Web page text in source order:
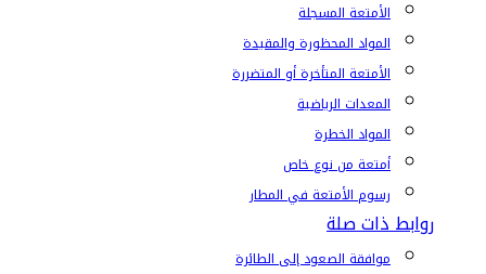
الأمتعة المسجلة
المواد المحظورة والمقيدة
الأمتعة المتأخرة أو المتضررة
المعدات الرياضية
المواد الخطرة
أمتعة من نوع خاص
رسوم الأمتعة في المطار
روابط ذات صلة
موافقة الصعود إلى الطائرة